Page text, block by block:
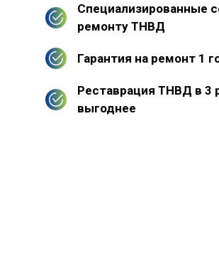
Специализированные
ремонту ТНВД
Гарантия на ремонт 1
Реставрация ТНВД в 3
выгоднее